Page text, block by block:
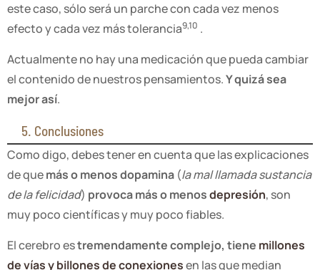
este caso, sólo será un parche con cada vez menos
efecto y cada vez más tolerancia9,10 .
Actualmente no hay una medicación que pueda cambiar
el contenido de nuestros pensamientos.Y quizá sea
mejor así.
5. Conclusiones
Como digo, debes tener en cuenta que las explicaciones
de quemás o menos dopamina (la mal llamada sustancia
de la felicidad) provoca más o menosdepresión, son
muy poco científicas y muy poco fiables.
El cerebro estremendamente complejo, tiene millones
de vías y billones de conexionesen las que median